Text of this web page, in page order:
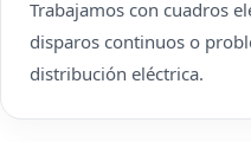
Trabajamos con cuadros
disparos continuos o
distribución eléctrica.